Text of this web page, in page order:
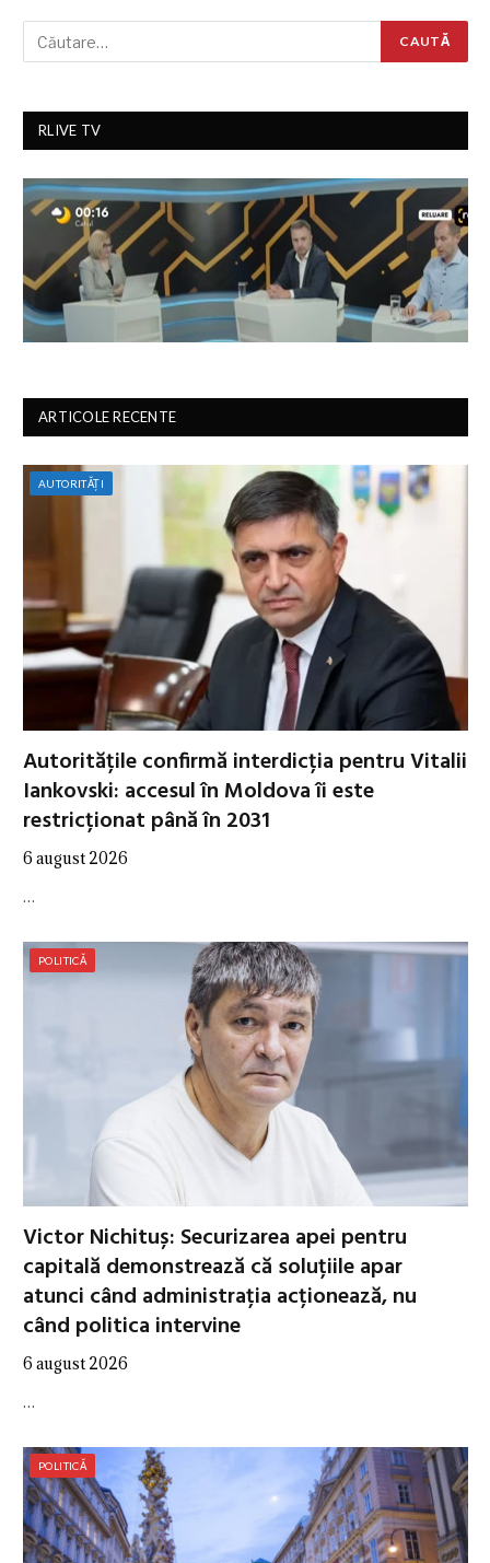
RLIVE TV
ARTICOLE RECENTE
AUTORITĂȚI
Autoritățile confirmă interdicția pentru Vitalii
Iankovski: accesul în Moldova îi este
restricționat până în 2031
6 august 2026
…
POLITICĂ
Victor Nichituș: Securizarea apei pentru
capitală demonstrează că soluțiile apar
atunci când administrația acționează, nu
când politica intervine
6 august 2026
…
POLITICĂ